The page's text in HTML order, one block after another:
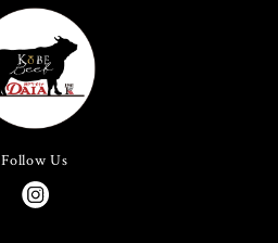
Follow Us